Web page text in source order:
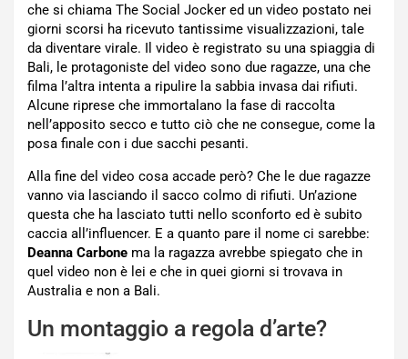
che si chiama The Social Jocker ed un video postato nei
giorni scorsi ha ricevuto tantissime visualizzazioni, tale
da diventare virale. Il video è registrato su una spiaggia di
Bali, le protagoniste del video sono due ragazze, una che
filma l’altra intenta a ripulire la sabbia invasa dai rifiuti.
Alcune riprese che immortalano la fase di raccolta
nell’apposito secco e tutto ciò che ne consegue, come la
posa finale con i due sacchi pesanti.
Alla fine del video cosa accade però? Che le due ragazze
vanno via lasciando il sacco colmo di rifiuti. Un’azione
questa che ha lasciato tutti nello sconforto ed è subito
caccia all’influencer. E a quanto pare il nome ci sarebbe:
Deanna Carbone ma la ragazza avrebbe spiegato che in
quel video non è lei e che in quei giorni si trovava in
Australia e non a Bali.
Un montaggio a regola d’arte?